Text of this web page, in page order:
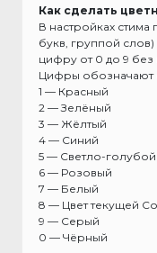
Как сделать
В настройках
букв, группой
цифру от 0 до 9
Цифры обозначают
1 — Красный
2 — Зелёный
3 — Жёлтый
4 — Синий
5 — Светло-голубой
6 — Розовый
7 — Белый
8 — Цвет текущей
9 — Серый
0 — Чёрный